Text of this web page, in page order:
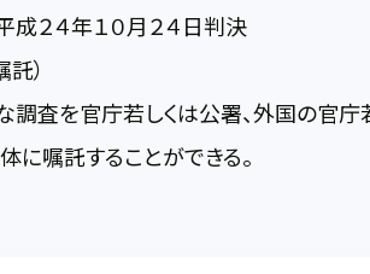
成２４年１０月２４日判決
）
査を官庁若しくは公署、外国の官庁
に嘱託することができる。